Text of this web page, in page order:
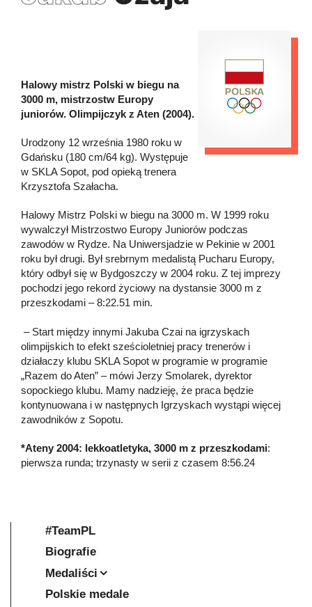
Halowy mistrz Polski w biegu na
3000 m, mistrzostw Europy
juniorów. Olimpijczyk z Aten (2004).
Urodzony 12 września 1980 roku w
Gdańsku (180 cm/64 kg). Występuje
w SKLA Sopot, pod opieką trenera
Krzysztofa Szałacha.
Halowy Mistrz Polski w biegu na 3000 m. W 1999 roku
wywalczył Mistrzostwo Europy Juniorów podczas
zawodów w Rydze. Na Uniwersjadzie w Pekinie w 2001
roku był drugi. Był srebrnym medalistą Pucharu Europy,
który odbył się w Bydgoszczy w 2004 roku. Z tej imprezy
pochodzi jego rekord życiowy na dystansie 3000 m z
przeszkodami – 8:22.51 min.
– Start między innymi Jakuba Czai na igrzyskach
olimpijskich to efekt sześcioletniej pracy trenerów i
działaczy klubu SKLA Sopot w programie w programie
„Razem do Aten” – mówi Jerzy Smolarek, dyrektor
sopockiego klubu. Mamy nadzieję, że praca będzie
kontynuowana i w następnych Igrzyskach wystąpi więcej
zawodników z Sopotu.
*Ateny 2004: lekkoatletyka, 3000 m z przeszkodami:
pierwsza runda; trzynasty w serii z czasem 8:56.24
#TeamPL
Biografie
Medaliści
Polskie medale